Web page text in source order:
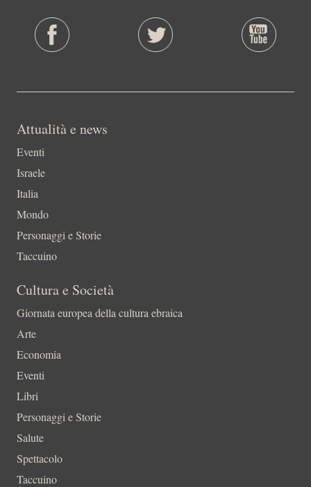
Attualità e news
Eventi
Israele
Italia
Mondo
Personaggi e Storie
Taccuino
Cultura e Società
Giornata europea della cultura ebraica
Arte
Economia
Eventi
Libri
Personaggi e Storie
Salute
Spettacolo
Taccuino